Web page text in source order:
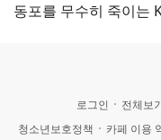
동포를 무수히 죽이는
로그인 전체보기
청소년보호정책
카페 이용